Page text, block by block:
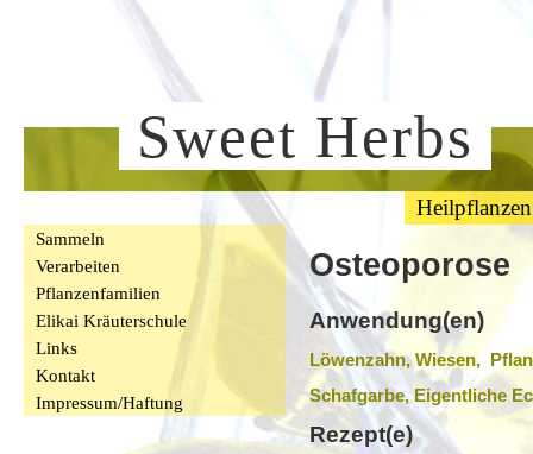
Sweet Herbs
Heilpflanzen
Sammeln
Verarbeiten
Pflanzenfamilien
Elikai Kräuterschule
Links
Kontakt
Impressum/Haftung
Osteoporose
Anwendung(en)
Löwenzahn, Wiesen,
Schafgarbe, Eigentliche
Rezept(e)